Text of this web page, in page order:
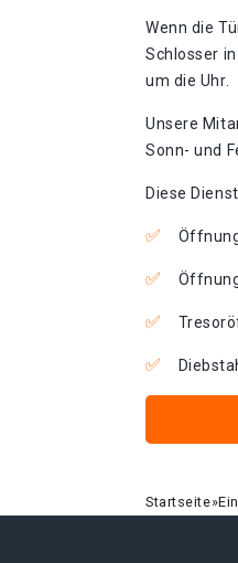
Wenn die
Schlosser
um die Uhr.
Unsere
Sonn- und
Diese
Startseite»